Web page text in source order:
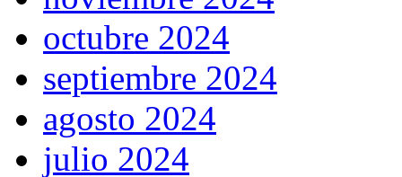
octubre 2024
septiembre 2024
agosto 2024
julio 2024